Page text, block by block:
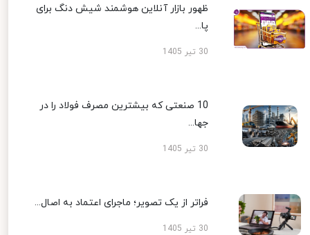
ظهور بازار آنلاین هوشمند شیش دنگ برای
پا...
30 تیر 1405
10 صنعتی که بیشترین مصرف فولاد را در
جها...
30 تیر 1405
فراتر از یک تصویر؛ ماجرای اعتماد به اصال...
30 تیر 1405